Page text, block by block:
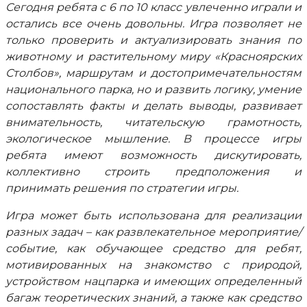
Сегодня ребята с 6 по 10 класс увлеченно играли и
остались все очень довольны. Игра позволяет не
только проверить и актуализировать знания по
животному и растительному миру «Красноярских
Столбов», маршрутам и достопримечательностям
национального парка, но и развить логику, умение
сопоставлять факты и делать выводы, развивает
внимательность, читательскую грамотность,
экологическое мышление. В процессе игры
ребята имеют возможность дискутировать,
коллективно строить предположения и
принимать решения по стратегии игры.
Игра может быть использована для реализации
разных задач – как развлекательное мероприятие/
событие, как обучающее средство для ребят,
мотивированных на знакомство с природой,
устройством нацпарка и имеющих определенный
багаж теоретических знаний, а также как средство